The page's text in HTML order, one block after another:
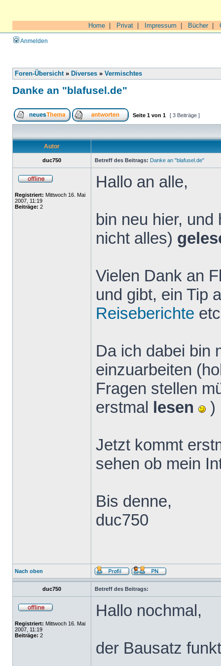
Home Privat Impressum Bücher|
Anmelden
Foren-Übersicht» Diverses » Vermischtes
Danke an "blafusel.de"
Seite 1 von 1 [ 3 Beiträge ]
Autor
duc750 Betreff des Beitrags: Danke an "blafusel.de"
Registriert: Mittwoch 16. Mai
2007, 11:19
Beiträge: 2
Hallo an alle,
bin neu hier,
nicht alles)
Vielen Dank an
und gibt, ein Tip
Reiseberichte
Da ich dabei bin
einzuarbeiten
Fragen stellen
erstmal lesen )
Jetzt kommt
sehen ob mein
Bis denne,
duc750
Nach oben
duc750 Betreff des Beitrags:
Registriert: Mittwoch 16. Mai
2007, 11:19
Beiträge: 2
Hallo nochmal,
der Bausatz